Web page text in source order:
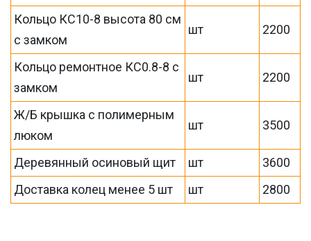
Кольцо КС10-8 высота 80 см
с замком
шт 2200
Кольцо ремонтное КС0.8-8 с
замком
шт 2200
Ж/Б крышка с полимерным
люком
шт 3500
Деревянный осиновый щит шт
3600
Доставка колец менее 5 шт
шт 2800